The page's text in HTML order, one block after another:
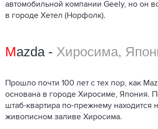
автомобильной компании Geely, но он
в городе Хетел (Норфолк).
Mazda - Хиросима,
Прошло почти 100 лет с тех пор, как
основана в городе Хиросиме, Япония.
штаб-квартира по-прежнему находится
живописном заливе Хиросима.